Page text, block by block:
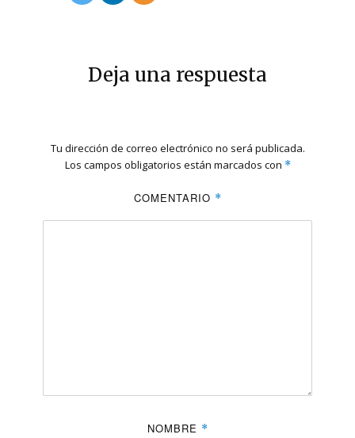
Deja una respuesta
Tu dirección de correo electrónico no será publicada.
Los campos obligatorios están marcados con *
COMENTARIO *
NOMBRE *